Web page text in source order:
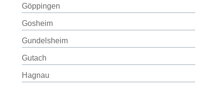
Göppingen
Gosheim
Gundelsheim
Gutach
Hagnau